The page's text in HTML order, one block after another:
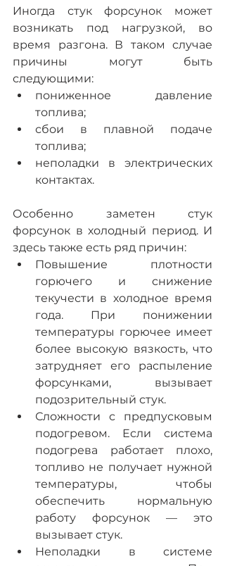
Иногда стук форсунок может
возникать под нагрузкой, во
время разгона. В таком случае
причины могут быть
следующими:
пониженное давление
топлива;
сбои в плавной подаче
топлива;
неполадки в электрических
контактах.
Особенно заметен стук
форсунок в холодный период. И
здесь также есть ряд причин:
Повышение плотности
горючего и снижение
текучести в холодное время
года. При понижении
температуры горючее имеет
более высокую вязкость, что
затрудняет его распыление
форсунками, вызывает
подозрительный стук.
Сложности с предпусковым
подогревом. Если система
подогрева работает плохо,
топливо не получает нужной
температуры, чтобы
обеспечить нормальную
работу форсунок — это
вызывает стук.
Неполадки в системе